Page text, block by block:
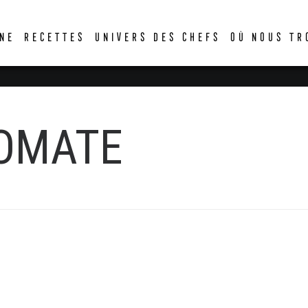
RECETTES UNIVERS DES CHEFS OÙ NOUS